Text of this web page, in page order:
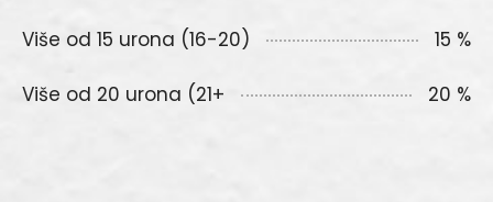
Više od 15 urona (16-20) 15 %
Više od 20 urona (21+ 20 %